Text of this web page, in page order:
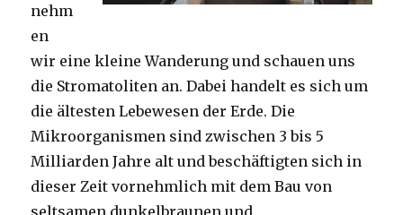
nehm
en
wir eine kleine Wanderung und schauen uns
die Stromatoliten an. Dabei handelt es sich um
die ältesten Lebewesen der Erde. Die
Mikroorganismen sind zwischen 3 bis 5
Milliarden Jahre alt und beschäftigten sich in
dieser Zeit vornehmlich mit dem Bau von
seltsamen dunkelbraunen und